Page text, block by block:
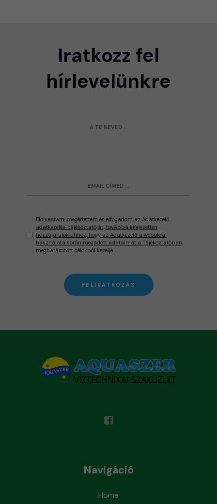
Iratkozz fel
hírlevelünkre
Elolvastam, megértettem és elfogadom az Adatkezelő
adatkezelési tájékoztatóját, továbbá kifejezetten
hozzájárulok ahhoz, hogy az Adatkezelő a weboldal
használata során megadott adataimat a Tájékoztatóban
meghatározott célokból kezelje.
FELIRATKOZÁS
Navigáció
Home